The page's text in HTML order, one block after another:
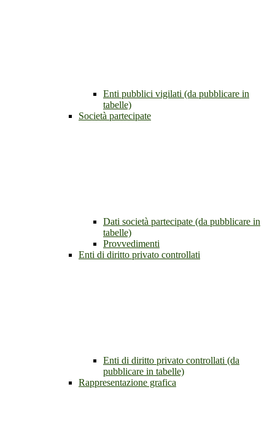
Enti pubblici vigilati (da pubblicare in
tabelle)
Società partecipate
Dati società partecipate (da pubblicare in
tabelle)
Provvedimenti
Enti di diritto privato controllati
Enti di diritto privato controllati (da
pubblicare in tabelle)
Rappresentazione grafica